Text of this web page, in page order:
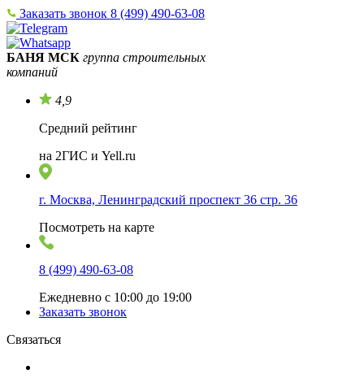
Заказать звонок 8 (499) 490-63-08
БАНЯ МСК группа строительных
компаний
4,9
Средний рейтинг
на 2ГИС и Yell.ru
г. Москва, Ленинградский проспект 36 стр. 36
Посмотреть на карте
8 (499) 490-63-08
Ежедневно с 10:00 до 19:00
Заказать звонок
Связаться